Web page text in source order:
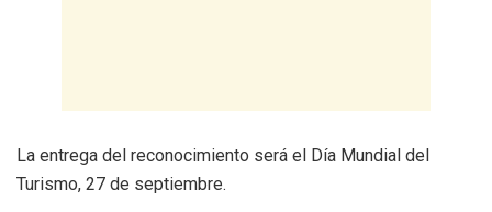
La entrega del reconocimiento será el Día Mundial del
Turismo, 27 de septiembre.